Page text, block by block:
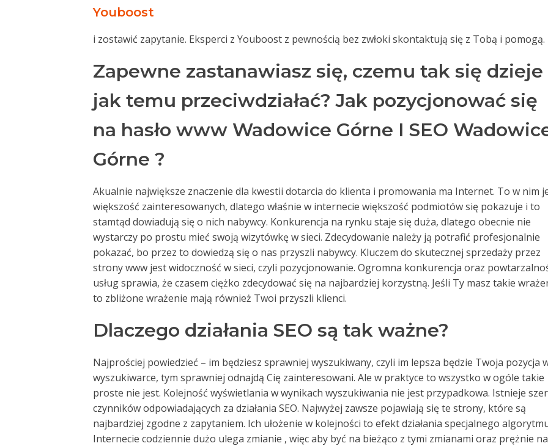
Youboost
i zostawić zapytanie. Eksperci z Youboost z pewnością bez zwłoki skontaktują się z Tobą i pomogą.
Zapewne zastanawiasz się, czemu tak się dzieje
jak temu przeciwdziałać? Jak pozycjonować się
na hasło www Wadowice Górne I SEO
Górne ?
Akualnie największe znaczenie dla kwestii dotarcia do klienta i promowania ma Internet. To w nim
większość zainteresowanych, dlatego właśnie w internecie większość podmiotów się pokazuje i to
stamtąd dowiadują się o nich nabywcy. Konkurencja na rynku staje się duża, dlatego obecnie nie
wystarczy po prostu mieć swoją wizytówkę w sieci. Zdecydowanie należy ją potrafić profesjonalnie
pokazać, bo przez to dowiedzą się o nas przyszli nabywcy. Kluczem do skutecznej sprzedaży przez
strony www jest widoczność w sieci, czyli pozycjonowanie. Ogromna konkurencja oraz
usług sprawia, że czasem ciężko zdecydować się na najbardziej korzystną. Jeśli Ty masz takie
to zbliżone wrażenie mają również Twoi przyszli klienci.
Dlaczego działania SEO są tak ważne?
Najprościej powiedzieć – im będziesz sprawniej wyszukiwany, czyli im lepsza będzie Twoja pozycja
wyszukiwarce, tym sprawniej odnajdą Cię zainteresowani. Ale w praktyce to wszystko w ogóle takie
proste nie jest. Kolejność wyświetlania w wynikach wyszukiwania nie jest przypadkowa. Istnieje
czynników odpowiadających za działania SEO. Najwyżej zawsze pojawiają się te strony, które są
najbardziej zgodne z zapytaniem. Ich ułożenie w kolejności to efekt działania specjalnego
Internecie codziennie dużo ulega zmianie , więc aby być na bieżąco z tymi zmianami oraz prężnie na